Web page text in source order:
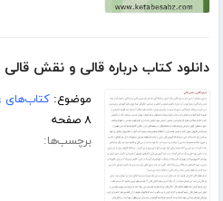
دانلود کتاب درباره قالی و نقش قالی
موضوع:کتاب‌های
۸ صفحه
برچسب‌ها: